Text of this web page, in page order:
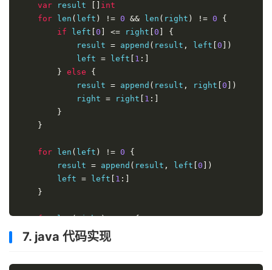
var result
int
for len ( left ) != 0 && len ( right ) != 0
{
if left 0 <= right 0
{
            result
= append ( result , left 0 ])
            left
= left 1 :]
} else
{
            result
= append ( result , right 0 ])
            right
= right 1 :]
}
}
for len ( left ) != 0
{
        result
= append ( result , left 0 ])
        left
= left 1 :]
}
for len(right) != 0 {
        result
= append
        right
7. java 代码实现